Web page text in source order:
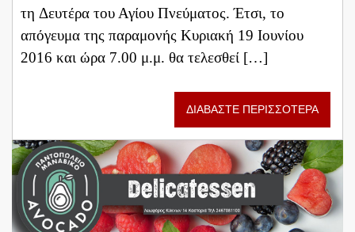
τη Δευτέρα του Αγίου Πνεύματος. Έτσι, το
απόγευμα της παραμονής Κυριακή 19 Ιουνίου
2016 και ώρα 7.00 μ.μ. θα τελεσθεί […]
ΔΙΑΒΑΣΤΕ ΠΕΡΙΣΣΟΤΕΡΑ